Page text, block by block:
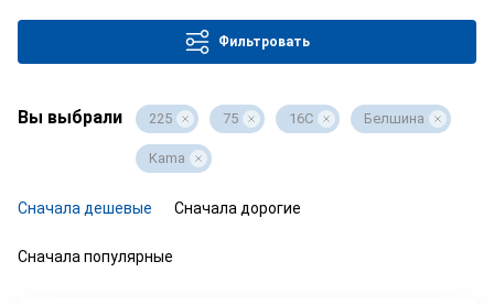
Фильтровать
Вы выбрали 225 75 16C Белшина
Kama
Сначала дешевые Сначала дорогие
Сначала популярные